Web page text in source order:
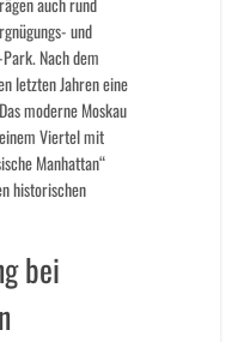
und
Nach dem
letzten Jahren eine
moderne Moskau
Viertel mit
Manhattan“
historischen
bei